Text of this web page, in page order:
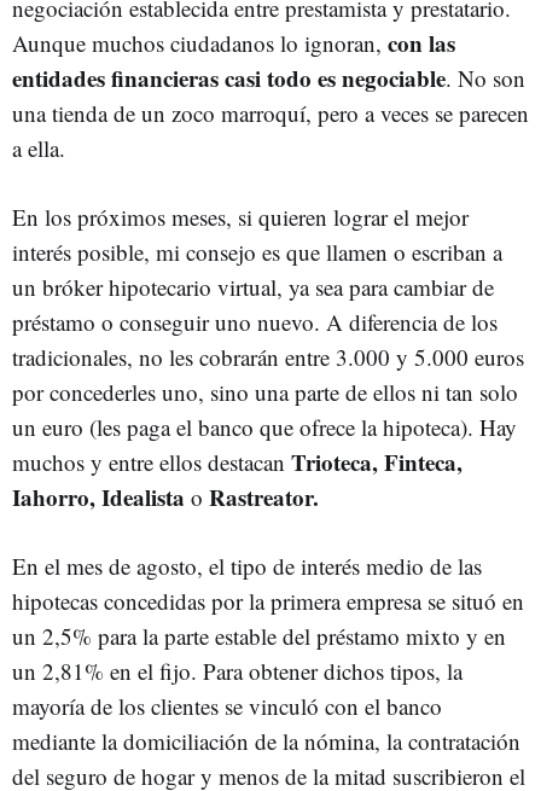
negociación establecida entre prestamista y prestatario.
Aunque muchos ciudadanos lo ignoran, con las
entidades financieras casi todo es negociable. No son
una tienda de un zoco marroquí, pero a veces se parecen
a ella.
En los próximos meses, si quieren lograr el mejor
interés posible, mi consejo es que llamen o escriban a
un bróker hipotecario virtual, ya sea para cambiar de
préstamo o conseguir uno nuevo. A diferencia de los
tradicionales, no les cobrarán entre 3.000 y 5.000 euros
por concederles uno, sino una parte de ellos ni tan solo
un euro (les paga el banco que ofrece la hipoteca). Hay
muchos y entre ellos destacan Trioteca, Finteca,
Iahorro, Idealista o Rastreator.
En el mes de agosto, el tipo de interés medio de las
hipotecas concedidas por la primera empresa se situó en
un 2,5% para la parte estable del préstamo mixto y en
un 2,81% en el fijo. Para obtener dichos tipos, la
mayoría de los clientes se vinculó con el banco
mediante la domiciliación de la nómina, la contratación
del seguro de hogar y menos de la mitad suscribieron el